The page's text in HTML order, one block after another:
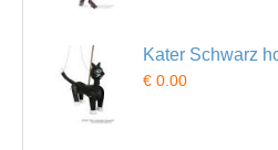
Kater Schwarz
€ 0.00